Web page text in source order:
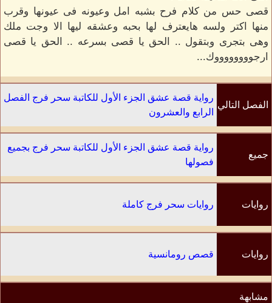
قصى حس من كلام فرح بشبه امل وعيونه فى عيونها وقرب
منها اكتر ولسه هايعترف لها بحبه وعشقه ليها الا وجت ملك
وهى بتجرى وبتقول .. الحق يا قصى بسرعه .. الحق يا قصى
ارجووووووووك...
الفصل التالي
رواية قصة عشق الجزء الأول للكاتبة سحر فرج الفصل
الرابع والعشرون
جميع
رواية قصة عشق الجزء الأول للكاتبة سحر فرج بجميع
فصولها
روايات روايات سحر فرج كاملة
روايات
مشابهة
قصص رومانسية